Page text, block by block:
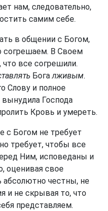
нам, следовательно,
самим себе.
в общении с Богом,
согрешаем. В Своем
что все согрешили.
Богалживым.
Слову и полное
Господа
Кровь и умереть.
с Богом не требует
требует, чтобы все
Ним, исповеданы и
оценивая свое
честны, не
и не скрывая то, что
представляем.